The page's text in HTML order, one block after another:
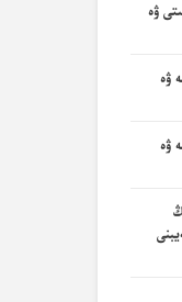
ۋە
ۋە
ۋە